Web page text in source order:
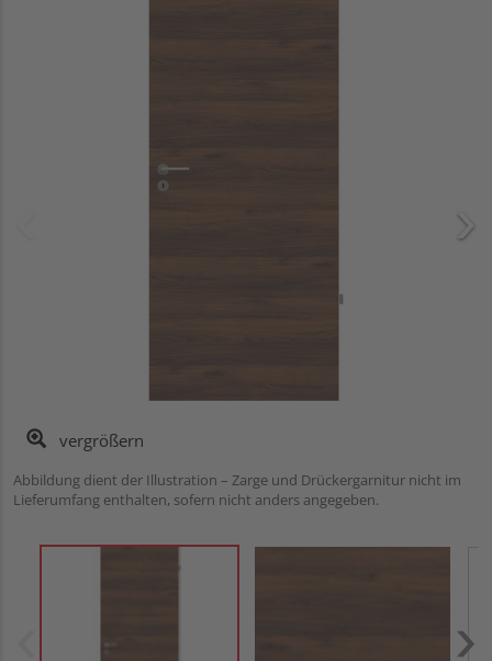
vergrößern
Abbildung dient der Illustration – Zarge und Drückergarnitur nicht im
Lieferumfang enthalten, sofern nicht anders angegeben.